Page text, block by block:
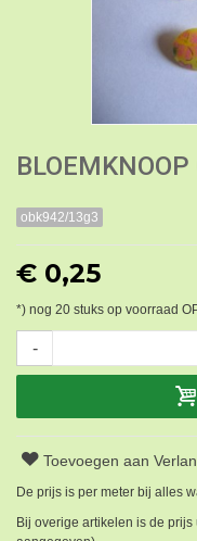
obk942/13g3
€ 0,25
*) nog 20 stuks op voorraad
-
Toevoegen aan
De prijs is per meter bij alles
Bij overige artikelen is de